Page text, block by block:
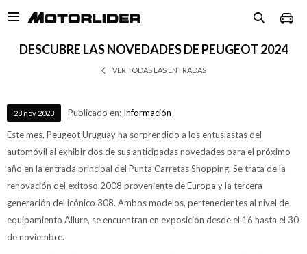

DESCUBRE LAS NOVEDADES DE PEUGEOT 2024
VER TODAS LAS ENTRADAS
28 nov 2023 Publicado en: Información
Este mes, Peugeot Uruguay ha sorprendido a los entusiastas del
automóvil al exhibir dos de sus anticipadas novedades para el próximo
año en la entrada principal del Punta Carretas Shopping. Se trata de la
renovación del exitoso 2008 proveniente de Europa y la tercera
generación del icónico 308. Ambos modelos, pertenecientes al nivel de
equipamiento Allure, se encuentran en exposición desde el 16 hasta el 30
de noviembre.